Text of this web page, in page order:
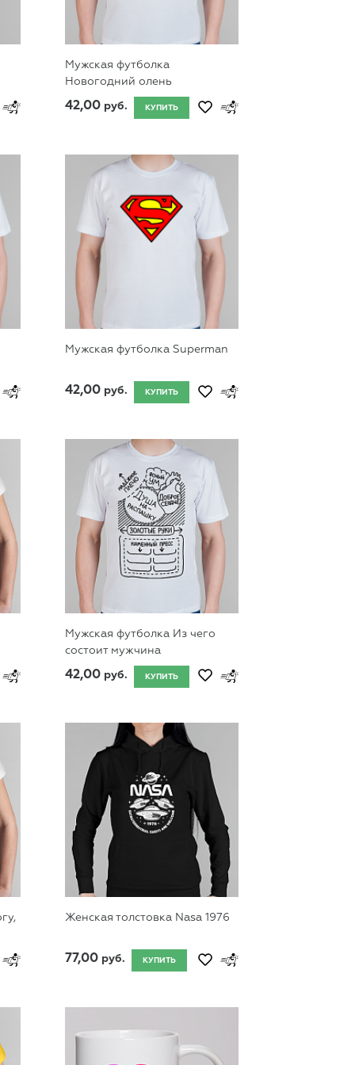
Мужская футболка
Новогодний олень
КУПИТЬ
42,00 руб.
Мужская футболка Superman
КУПИТЬ
42,00 руб.
Мужская футболка Из чего
состоит мужчина
КУПИТЬ
42,00 руб.
Женская толстовка Nasa 1976
КУПИТЬ
77,00 руб.